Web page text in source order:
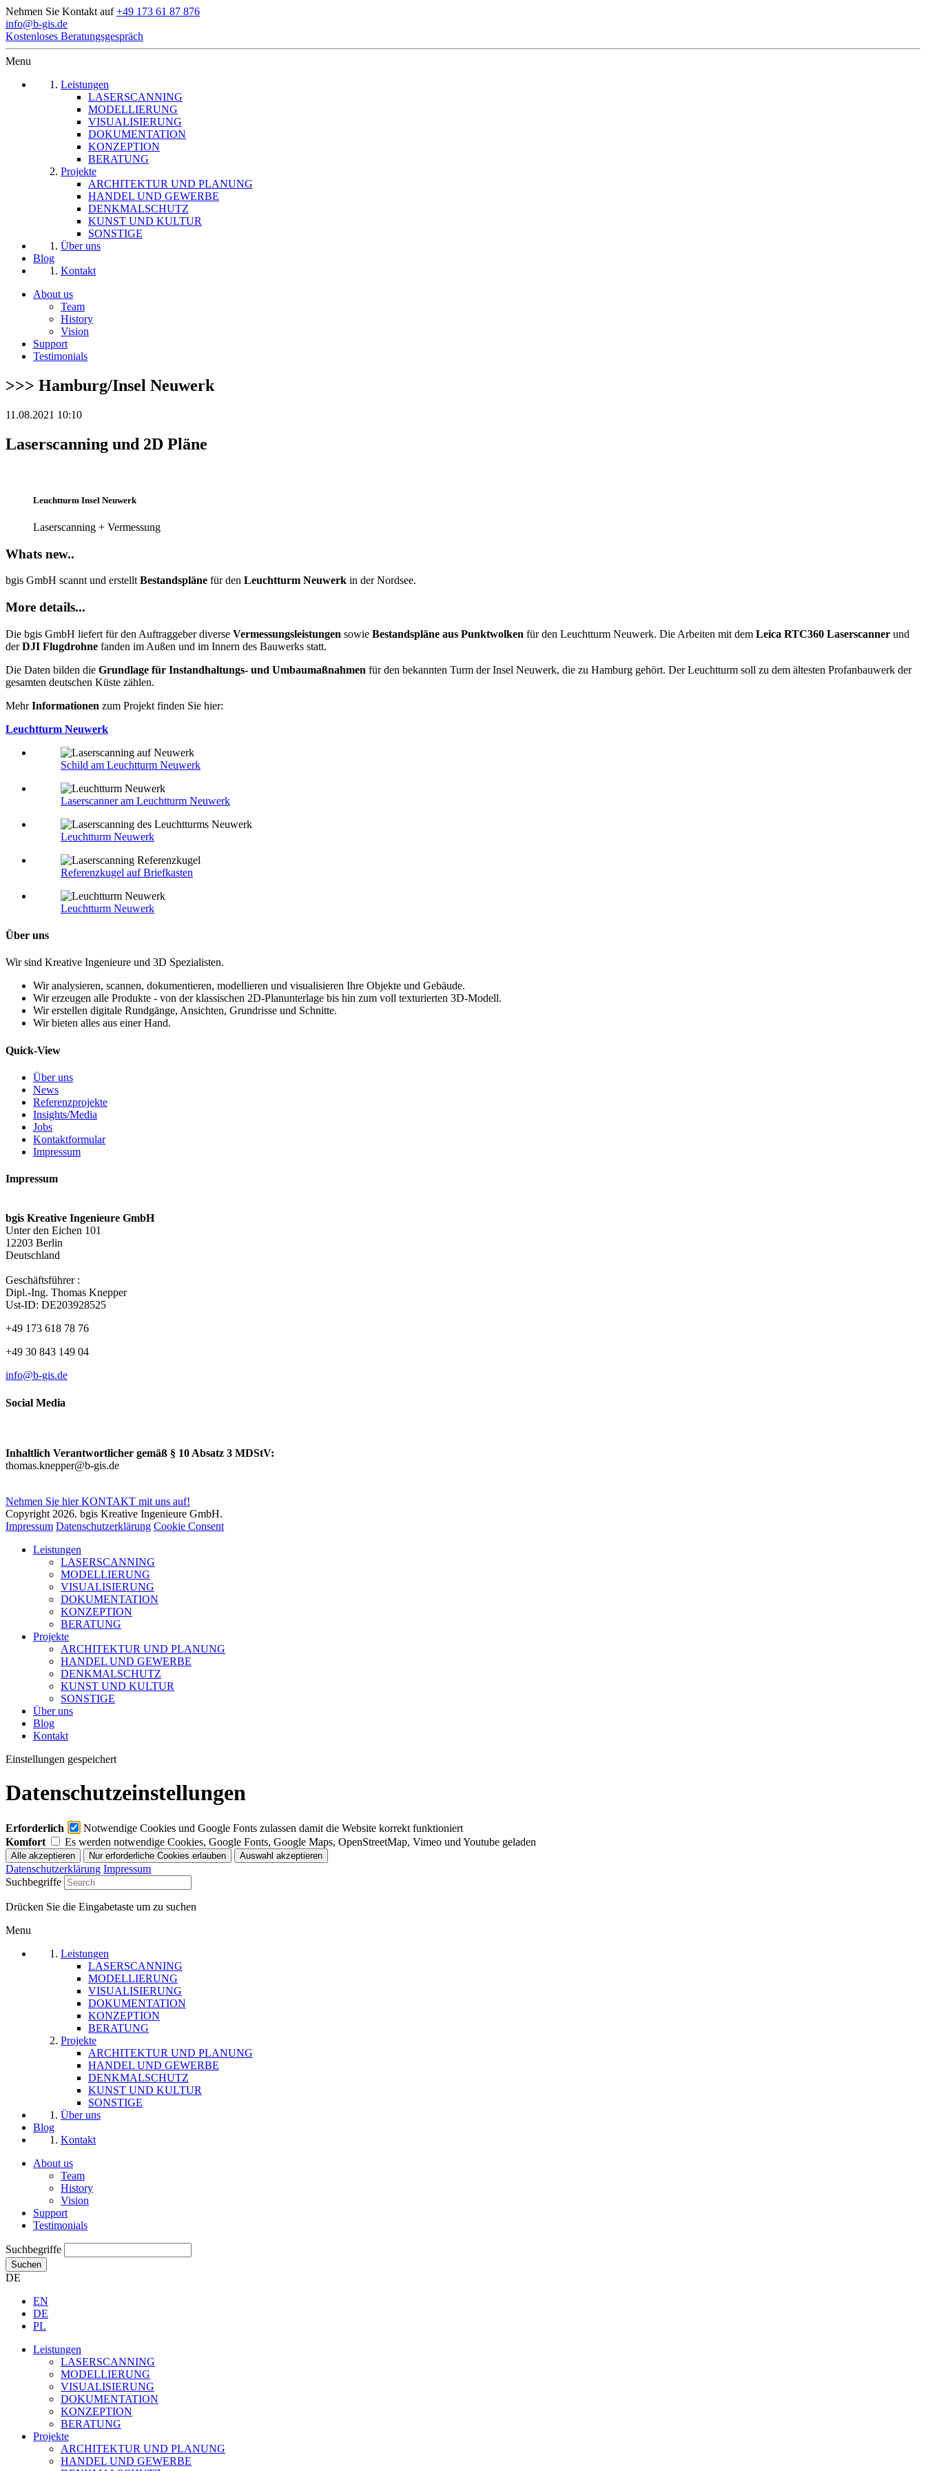
Nehmen Sie Kontakt auf+49 173 61 87 876
info@b-gis.de
Kostenloses Beratungsgespräch
Menu
Leistungen
LASERSCANNING
MODELLIERUNG
VISUALISIERUNG
DOKUMENTATION
KONZEPTION
BERATUNG
Projekte
ARCHITEKTUR UND PLANUNG
HANDEL UND GEWERBE
DENKMALSCHUTZ
KUNST UND KULTUR
SONSTIGE
Über uns
Blog
Kontakt
About us
Team
History
Vision
Support
Testimonials
>>> Hamburg/Insel Neuwerk
11.08.2021 10:10
Laserscanning und 2D Pläne
Leuchtturm Insel Neuwerk
Laserscanning + Vermessung
Whats new..
bgis GmbH scannt und erstelltBestandspläne für den Leuchtturm Neuwerk in der Nordsee.
More details...
Die bgis GmbH liefert für den Auftraggeber diverse Vermessungsleistungen sowie Bestandspläne aus Punktwolken für den Leuchtturm Neuwerk. Die Arbeiten mit dem Leica RTC360 Laserscanner und
derDJI Flugdrohne fanden im Außen und im Innern des Bauwerks statt.
Die Daten bilden die Grundlage für Instandhaltungs- und Umbaumaßnahmen für den bekannten Turm der Insel Neuwerk, die zu Hamburg gehört. Der Leuchtturm soll zu dem ältesten Profanbauwerk der
gesamten deutschen Küste zählen.
MehrInformationen zum Projekt finden Sie hier:
Leuchtturm Neuwerk
Schild am Leuchtturm Neuwerk
Laserscanner am Leuchtturm Neuwerk
Leuchtturm Neuwerk
Referenzkugel auf Briefkasten
Leuchtturm Neuwerk
Über uns
Wir sind Kreative Ingenieure und 3D Spezialisten.
Wir analysieren, scannen, dokumentieren, modellieren und visualisieren Ihre Objekte und Gebäude.
Wir erzeugen alle Produkte - von der klassischen 2D-Planunterlage bis hin zum voll texturierten 3D-Modell.
Wir erstellen digitale Rundgänge, Ansichten, Grundrisse und Schnitte.
Wir bieten alles aus einer Hand.
Quick-View
Über uns
News
Referenzprojekte
Insights/Media
Jobs
Kontaktformular
Impressum
Impressum
bgis Kreative Ingenieure GmbH
Unter den Eichen 101
12203 Berlin
Deutschland
Geschäftsführer :
Dipl.-Ing. Thomas Knepper
Ust-ID: DE203928525
+49 173 618 78 76
+49 30 843 149 04
info@b-gis.de
Social Media
Inhaltlich Verantwortlicher gemäß § 10 Absatz 3 MDStV:
thomas.knepper@b-gis.de
Nehmen Sie hier KONTAKT mit uns auf!
Copyright 2026. bgis Kreative Ingenieure GmbH.
Impressum Datenschutzerklärung Cookie Consent
Leistungen
LASERSCANNING
MODELLIERUNG
VISUALISIERUNG
DOKUMENTATION
KONZEPTION
BERATUNG
Projekte
ARCHITEKTUR UND PLANUNG
HANDEL UND GEWERBE
DENKMALSCHUTZ
KUNST UND KULTUR
SONSTIGE
Über uns
Blog
Kontakt
Einstellungen gespeichert
Datenschutzeinstellungen
Erforderlich
Notwendige Cookies und Google Fonts zulassen damit die Website korrekt funktioniert
Komfort
Es werden notwendige Cookies, Google Fonts, Google Maps, OpenStreetMap, Vimeo und Youtube geladen
Datenschutzerklärung Impressum
Suchbegriffe
Drücken Sie die Eingabetaste um zu suchen
Menu
Leistungen
LASERSCANNING
MODELLIERUNG
VISUALISIERUNG
DOKUMENTATION
KONZEPTION
BERATUNG
Projekte
ARCHITEKTUR UND PLANUNG
HANDEL UND GEWERBE
DENKMALSCHUTZ
KUNST UND KULTUR
SONSTIGE
Über uns
Blog
Kontakt
About us
Team
History
Vision
Support
Testimonials
Suchbegriffe
Suchen
DE
EN
DE
PL
Leistungen
LASERSCANNING
MODELLIERUNG
VISUALISIERUNG
DOKUMENTATION
KONZEPTION
BERATUNG
Projekte
ARCHITEKTUR UND PLANUNG
HANDEL UND GEWERBE